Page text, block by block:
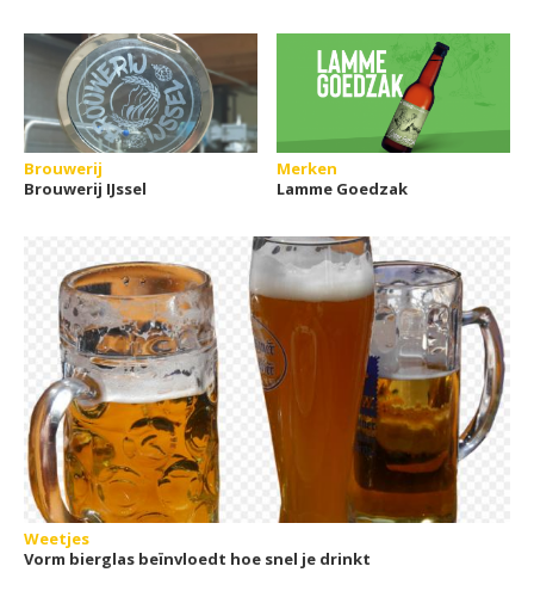
Brouwerij
Brouwerij IJssel
Merken
Lamme Goedzak
Weetjes
Vorm bierglas beïnvloedt hoe snel je drinkt